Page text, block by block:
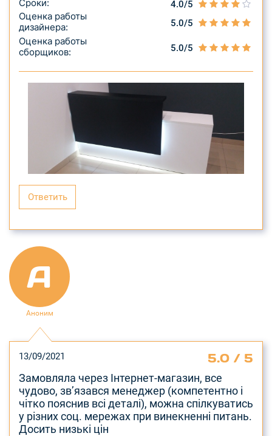
Сроки: 4.0/5
Оценка работы
дизайнера:
5.0/5
Оценка работы
сборщиков:
5.0/5
Ответить
A
Аноним
13/09/2021 5.0 / 5
Замовляла через Інтернет-магазин, все
чудово, зв’язався менеджер (компетентно і
чітко пояснив всі деталі), можна спілкуватись
у різних соц. мережах при винекненні питань.
Досить низькі цін